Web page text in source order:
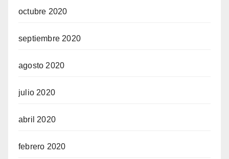
octubre 2020
septiembre 2020
agosto 2020
julio 2020
abril 2020
febrero 2020